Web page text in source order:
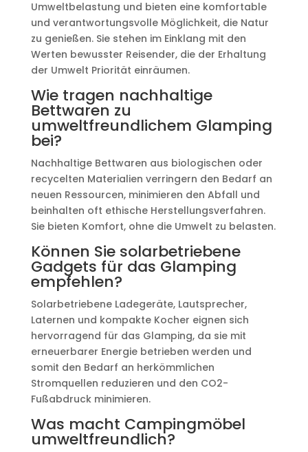
Umweltbelastung und bieten eine komfortable
und verantwortungsvolle Möglichkeit, die Natur
zu genießen. Sie stehen im Einklang mit den
Werten bewusster Reisender, die der Erhaltung
der Umwelt Priorität einräumen.
Wie tragen nachhaltige
Bettwaren zu
umweltfreundlichem Glamping
bei?
Nachhaltige Bettwaren aus biologischen oder
recycelten Materialien verringern den Bedarf an
neuen Ressourcen, minimieren den Abfall und
beinhalten oft ethische Herstellungsverfahren.
Sie bieten Komfort, ohne die Umwelt zu belasten.
Können Sie solarbetriebene
Gadgets für das Glamping
empfehlen?
Solarbetriebene Ladegeräte, Lautsprecher,
Laternen und kompakte Kocher eignen sich
hervorragend für das Glamping, da sie mit
erneuerbarer Energie betrieben werden und
somit den Bedarf an herkömmlichen
Stromquellen reduzieren und den CO2-
Fußabdruck minimieren.
Was macht Campingmöbel
umweltfreundlich?